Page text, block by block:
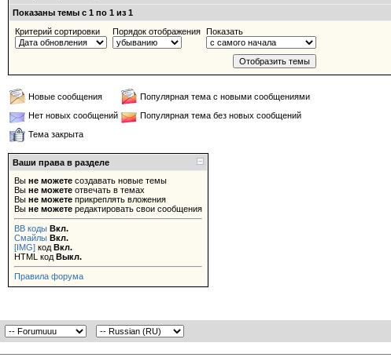
Показаны темы с 1 по 1 из 1
Критерий сортировки
Порядок отображения Показать
Новые сообщения
Популярная тема с новыми сообщениями
Нет новых сообщений
Популярная тема без новых сообщений
Тема закрыта
Ваши права в разделе
Вы не можете создавать новые темы
Вы не можете отвечать в темах
Вы не можете прикреплять вложения
Вы не можете редактировать свои сообщения
BB коды Вкл.
Смайлы Вкл.
[IMG] код Вкл.
HTML код Выкл.
Правила форума